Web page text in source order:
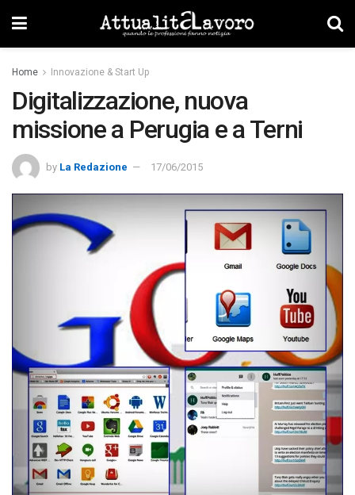
Home Innovazione & Start Up
Digitalizzazione, nuova
missione a Perugia e a Terni
by La Redazione 17/06/2015